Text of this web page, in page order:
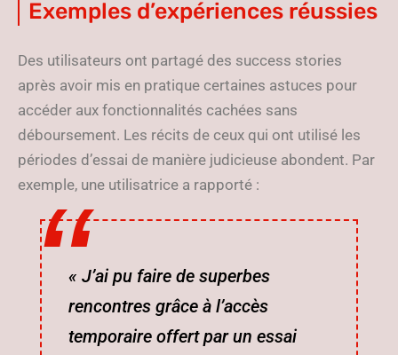
Exemples d’expériences réussies
Des utilisateurs ont partagé des success stories
après avoir mis en pratique certaines astuces pour
accéder aux fonctionnalités cachées sans
déboursement. Les récits de ceux qui ont utilisé les
périodes d’essai de manière judicieuse abondent. Par
exemple, une utilisatrice a rapporté :
« J’ai pu faire de superbes
rencontres grâce à l’accès
temporaire offert par un essai